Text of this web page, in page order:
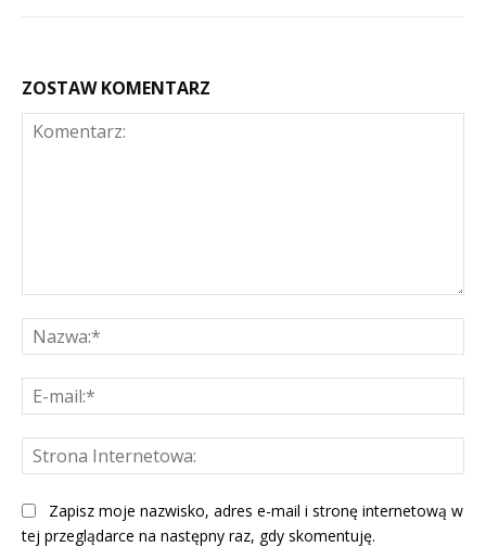
ZOSTAW KOMENTARZ
Zapisz moje nazwisko, adres e-mail i stronę internetową w
tej przeglądarce na następny raz, gdy skomentuję.